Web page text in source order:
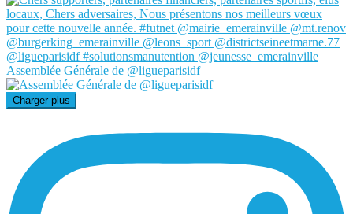
Assemblée Générale de @ligueparisidf
Charger plus